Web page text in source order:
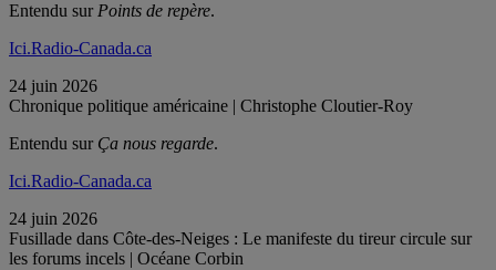
Entendu sur Points de repère.
Ici.Radio-Canada.ca
24 juin 2026
Chronique politique américaine | Christophe Cloutier-Roy
Entendu sur Ça nous regarde.
Ici.Radio-Canada.ca
24 juin 2026
Fusillade dans Côte-des-Neiges : Le manifeste du tireur circule sur
les forums incels | Océane Corbin